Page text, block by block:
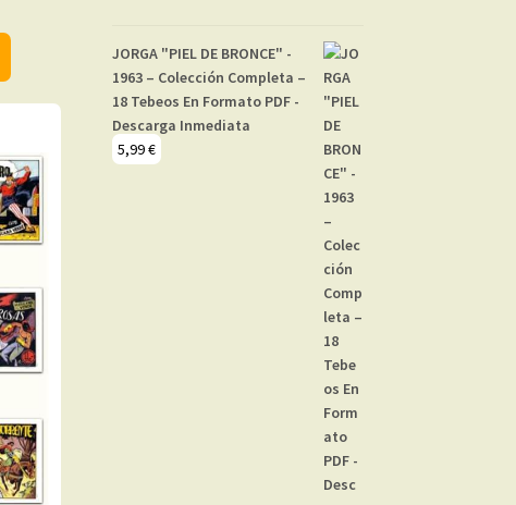
JORGA "PIEL DE BRONCE" -
1963 – Colección Completa –
18 Tebeos En Formato PDF -
Descarga Inmediata
5,99€